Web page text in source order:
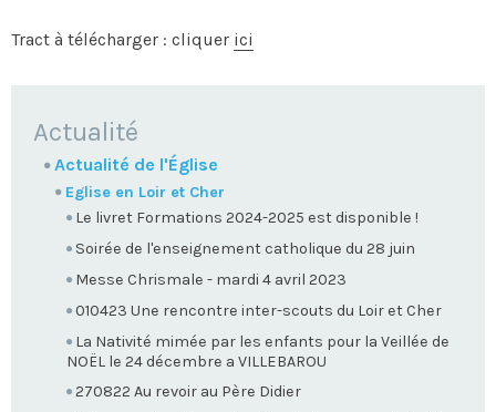
Tract à télécharger : cliquer ici
NAVIGATION
Actualité
Actualité de l'Église
Eglise en Loir et Cher
Le livret Formations 2024-2025 est disponible !
Soirée de l'enseignement catholique du 28 juin
Messe Chrismale - mardi 4 avril 2023
010423 Une rencontre inter-scouts du Loir et Cher
La Nativité mimée par les enfants pour la Veillée de
NOËL le 24 décembre a VILLEBAROU
270822 Au revoir au Père Didier